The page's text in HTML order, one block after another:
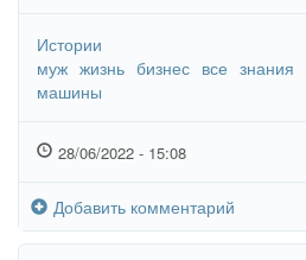
Истории
муж жизнь бизнес все знания
машины
28/06/2022 - 15:08
Добавить комментарий